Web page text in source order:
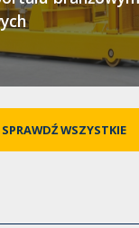
SPRAWDŹ WSZYSTKIE